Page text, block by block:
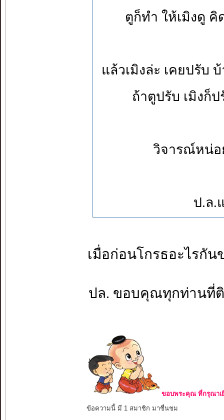
ตูก็ทำ ให้เมิงดู คิ
แล้วเมิงล่ะ เคยปรับ
ถ้าตูปรับ เมิงก็
วิจารณ์หน่อ
ป.ล.
เมื่อก่อนโกรธอะไรกัน
ปล. ขอบคุณทุกท่านที่
ขอบพระคุณ ที่กรุณาเ
ข้อความนี้ มี 1 สมาชิก มาชื่นชม